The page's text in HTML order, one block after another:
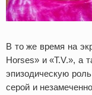
В то же время на
Horses» и «T.V.», а
эпизодическую
серой и